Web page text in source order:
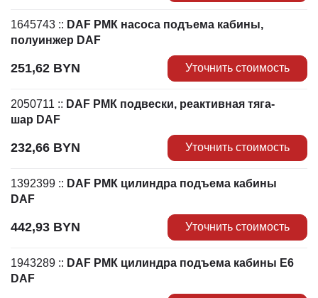
1645743 :: DAF РМК насоса подъема кабины,
полуинжер DAF
251,62 BYN Уточнить стоимость
2050711 :: DAF РМК подвески, реактивная тяга-
шар DAF
232,66 BYN Уточнить стоимость
1392399 :: DAF РМК цилиндра подъема кабины
DAF
442,93 BYN Уточнить стоимость
1943289 :: DAF РМК цилиндра подъема кабины Е6
DAF